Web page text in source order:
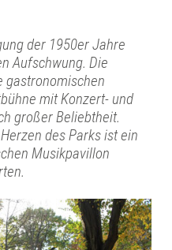
der 1950er Jahre
Aufschwung. Die
gastronomischen
mit Konzert- und
großer Beliebtheit.
des Parks ist ein
Musikpavillon